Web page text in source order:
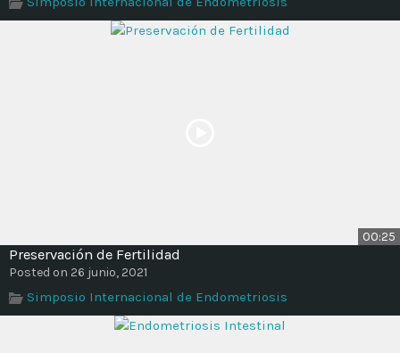
Time
00:25
Preservación de Fertilidad
Posted on 26 junio, 2021
Simposio Internacional de Endometriosis